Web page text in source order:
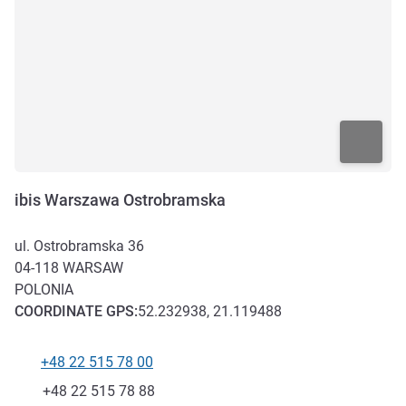
ibis Warszawa Ostrobramska
ul. Ostrobramska 36
04-118 WARSAW
POLONIA
COORDINATE GPS:52.232938, 21.119488
Telefono
+48 22 515 78 00
Fax
+48 22 515 78 88